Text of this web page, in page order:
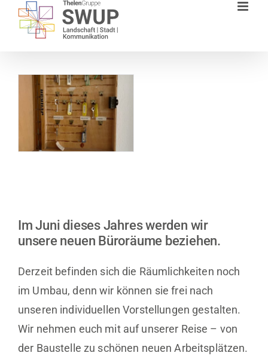
Zum
Inhalt
Im Juni dieses Jahres werden wir
unsere neuen Büroräume beziehen.
Derzeit befinden sich die Räumlichkeiten noch
im Umbau, denn wir können sie frei nach
unseren individuellen Vorstellungen gestalten.
Wir nehmen euch mit auf unserer Reise – von
der Baustelle zu schönen neuen Arbeitsplätzen.